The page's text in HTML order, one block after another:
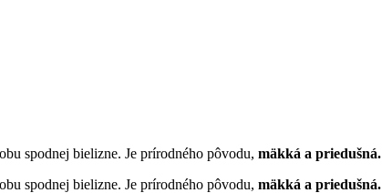
spodnej bielizne. Je prírodného pôvodu, mäkká a priedušná.
spodnej bielizne. Je prírodného pôvodu, mäkká a priedušná.